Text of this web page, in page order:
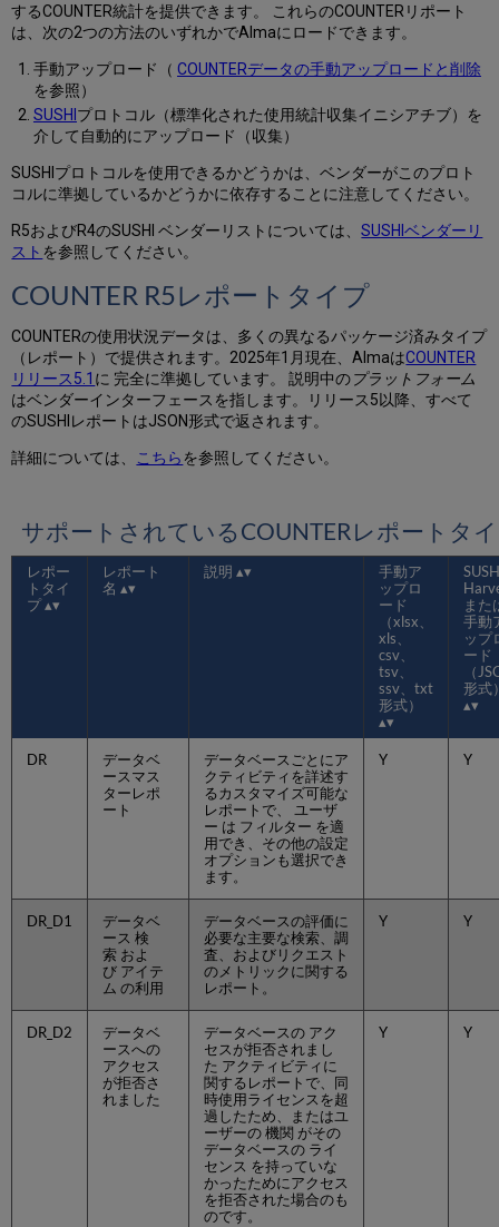
ユ
ー
ー
役
職
の
要
COUNTER
購
読
を
定
SUSHI
ア
カ
ウ
ト
理
SUSHI
採
集
を
か
R5.1
行
するCOUNTER統計を提供できます。 これらのCOUNTERリポート
は、次の2つの方法のいずれかでAlmaにロードできます。
手動アップロード（ COUNTERデータの手動アップロードと削除
を参照）
SUSHI プロトコル（標準化された使用統計収集イニシアチブ）を
介して自動的にアップロード（収集）
SUSHIプロトコルを使用できるかどうかは、ベンダーがこのプロト
コルに準拠しているかどうかに依存することに注意してください。
R5およびR4のSUSHI ベンダーリストについては、SUSHIベンダーリ
スト を参照してください。
COUNTER R5レポートタイプ
COUNTERの使用状況データは、多くの異なるパッケージ済みタイプ
（レポート）で提供されます。2025年1月現在、AlmaはCOUNTER
リリース5.1 に 完全に準拠しています。 説明中のプラットフォーム
はベンダーインターフェースを指します。リリース5以降、すべて
のSUSHIレポートはJSON形式で返されます。
詳細については、 こちら を参照してください。
サポートされているCOUNTERレポートタ
レポー
トタイ
プ
レポート
名
説明
手動ア
ップロ
ード
（xlsx、
xls、
csv、
tsv、
ssv、txt
形式）
また
手動
ップ
ード
（
形式
DR
データベ
ースマス
ターレポ
ート
データベースごとにア
クティビティを詳述す
るカスタマイズ可能な
レポートで、 ユーザ
ー は フィルター を適
用でき、その他の設定
オプションも選択でき
ます。
Y Y
DR_D1
データベ
ース 検
索 およ
び アイテ
ム の利用
データベースの評価に
必要な主要な検索、調
査、およびリクエスト
のメトリックに関する
レポート。
Y Y
DR_D2
データベ
ースへの
アクセス
が拒否さ
れました
データベースの アク
セスが拒否されまし
た アクティビティに
関するレポートで、同
時使用ライセンスを超
過したため、またはユ
ーザーの 機関 がその
データベースの ライ
センス を持っていな
かったためにアクセス
を拒否された場合のも
のです。
Y Y